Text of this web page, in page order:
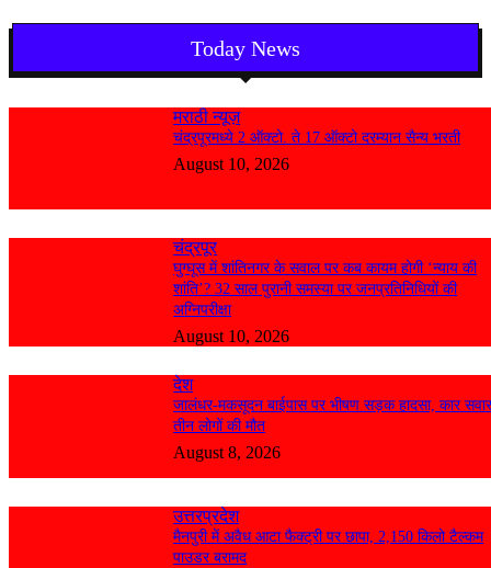
Today News
मराठी न्यूज़
चंद्रपूरमध्ये 2 ऑक्टो. ते 17 ऑक्टो दरम्यान सैन्य भरती
August 10, 2026
चंद्रपूर
घुग्घूस में शांतिनगर के सवाल पर कब कायम होगी ‘न्याय की
शांति’? 32 साल पुरानी समस्या पर जनप्रतिनिधियों की
अग्निपरीक्षा
August 10, 2026
देश
जालंधर-मकसूदन बाईपास पर भीषण सड़क हादसा, कार
तीन लोगों की मौत
August 8, 2026
उत्तरप्रदेश
मैनपुरी में अवैध आटा फैक्ट्री पर छापा, 2,150 किलो टैल्कम
पाउडर बरामद